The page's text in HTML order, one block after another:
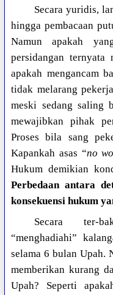
Secara yuridis,
hingga pembacaan
Namun apakah
persidangan ternyata
apakah mengancam
tidak melarang
meski sedang saling
mewajibkan pihak
Proses bila sang
Kapankah asas “no
Hukum demikian
Perbedaan antara
konsekuensi hukum
Secara ter-
“menghadiahi”
selama 6 bulan Upah.
memberikan kurang
Upah? Seperti